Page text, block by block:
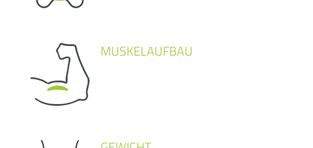
MUSKELAUFBAU